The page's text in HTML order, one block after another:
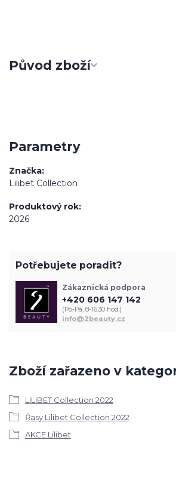
Původ zboží
Parametry
Značka
Lilibet Collection
Produktový rok
2026
Zboží zařazeno v
LILIBET Collection 2022
Řasy Lilibet Collection 2022
AKCE Lilibet
Potřebujete poradit?
Zákaznická podpora
+420 606 147 142
(Po-Pá, 8-16.30 hod.)
info@2beauty.cz